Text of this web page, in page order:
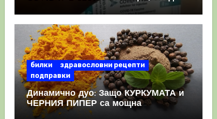
като призна, че те причиняват
билки
здравословни рецепти
подправки
Динамично дуо: Защо КУРКУМАТА и
ЧЕРНИЯ ПИПЕР са мощна
комбинация